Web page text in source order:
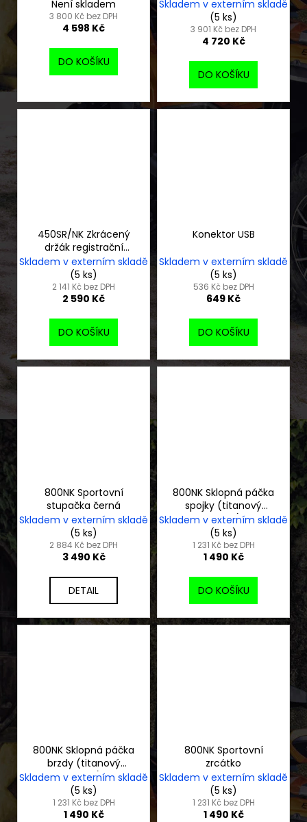
Není skladem
3 800 Kč bez DPH
4 598 Kč
DO KOŠÍKU
Skladem v externím skladě
(5 ks)
3 901 Kč bez DPH
4 720 Kč
DO KOŠÍKU
450SR/NK Zkrácený
držák registrační
značky
Skladem v externím skladě
(5 ks)
2 141 Kč bez DPH
2 590 Kč
DO KOŠÍKU
Konektor USB
Skladem v externím skladě
(5 ks)
536 Kč bez DPH
649 Kč
DO KOŠÍKU
800NK Sportovní
stupačka černá
Skladem v externím skladě
(5 ks)
2 884 Kč bez DPH
3 490 Kč
DETAIL
800NK Sklopná páčka
spojky (titanový
vzhled)
Skladem v externím skladě
(5 ks)
1 231 Kč bez DPH
1 490 Kč
DO KOŠÍKU
800NK Sklopná páčka
brzdy (titanový
vzhled)
Skladem v externím skladě
(5 ks)
1 231 Kč bez DPH
1 490 Kč
800NK Sportovní
zrcátko
Skladem v externím skladě
(5 ks)
1 231 Kč bez DPH
1 490 Kč